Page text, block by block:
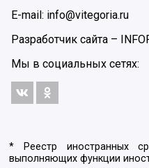
E-mail: info@vitegoria.ru
Разработчик сайта –
Мы в социальных сетях:
* Реестр иностранных
выполняющих функции